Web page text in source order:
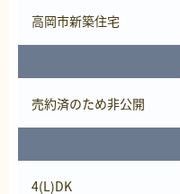
高岡市新築住宅
売約済のため非公開
4(L)DK